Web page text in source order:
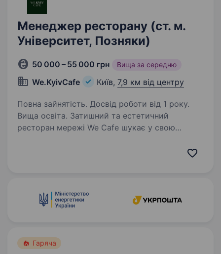
Менеджер ресторану (ст. м.
Університет, Позняки)
50 000 – 55 000 грн Вища за середню
We.KyivCafe Київ, 7,9 км від центру
Повна зайнятість. Досвід роботи від 1 року.
Вища освіта. Затишний та естетичний
ресторан мережі We Cafe шукає у свою
Гаряча